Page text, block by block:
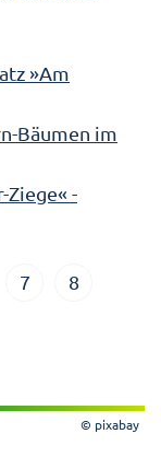
»Am
Bäumen im
Ziege« -
7 8
© pixabay